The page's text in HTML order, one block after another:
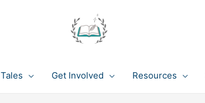
Tales Get Involved Resources